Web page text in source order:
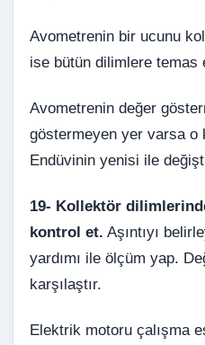
Avometrenin bir ucunu
ise bütün dilimlere temas
Avometrenin değer
göstermeyen yer varsa o
Endüvinin yenisi ile
19- Kollektör
kontrol et. Aşıntıyı
yardımı ile ölçüm yap.
karşılaştır.
Elektrik motoru çalışma